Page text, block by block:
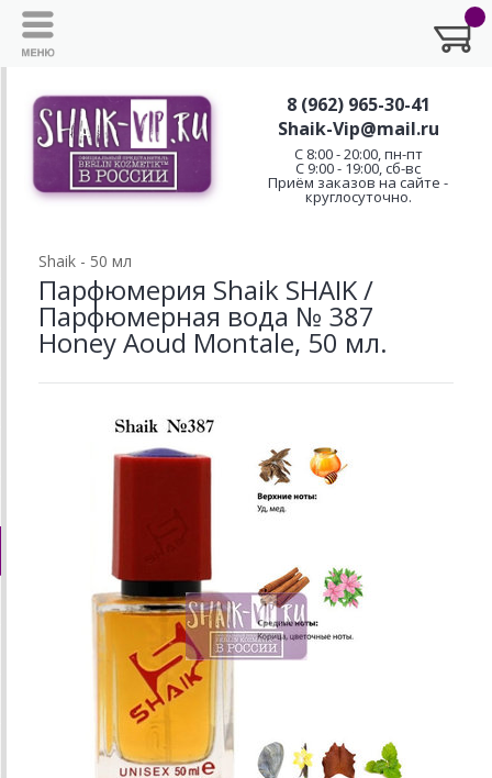
8 (962) 965-30-41
Shaik-Vip@mail.ru
C 8:00 - 20:00, пн-пт
С 9:00 - 19:00, сб-вс
Приём заказов на сайте -
круглосуточно.
Shaik - 50 мл
Парфюмерия Shaik SHAIK /
Парфюмерная вода № 387
Honey Aoud Montale, 50 мл.